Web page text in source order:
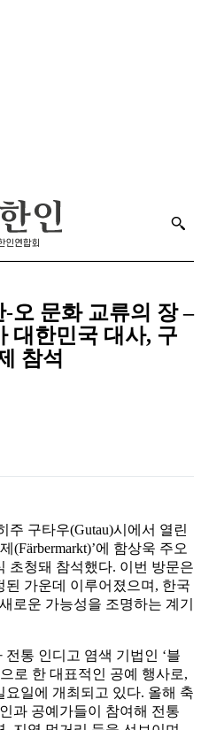
-오 문화 교류의 장 –
대한민국 대사, 구
참석
주 구타우(Gutau)시에서 열린
(Färbermarkt)’에 함상욱 주오
초청돼 참석했다. 이번 방문은
가운데 이루어졌으며, 한국
로운 가능성을 조명하는 계기
통 인디고 염색 기법인 ‘블
로 한 대표적인 공예 행사로,
요일에 개최되고 있다. 올해 축
과 공예가들이 참여해 전통